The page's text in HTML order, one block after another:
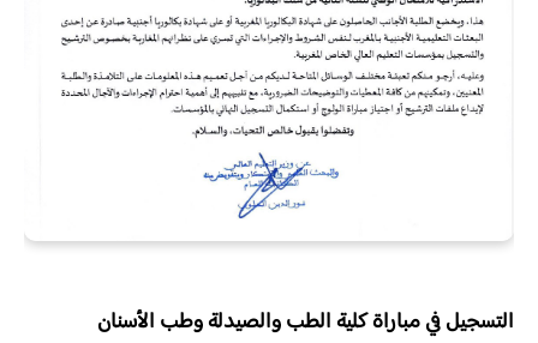
التسجيل في مباراة كلية الطب والصيدلة وطب الأسنان